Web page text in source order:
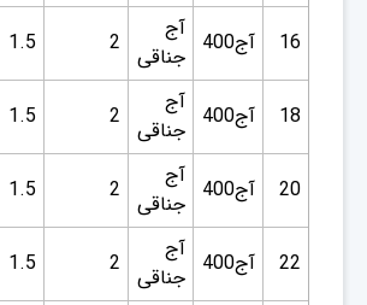
16 آج400
آج
جناقی
2
1.5
18 آج400
آج
جناقی
2
1.5
20 آج400
آج
جناقی
2
1.5
22 آج400
آج
جناقی
2
1.5